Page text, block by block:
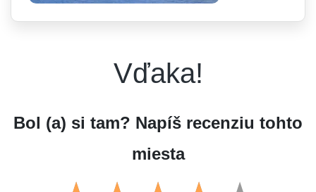
Vďaka!
Bol (a) si tam? Napíš recenziu tohto
miesta